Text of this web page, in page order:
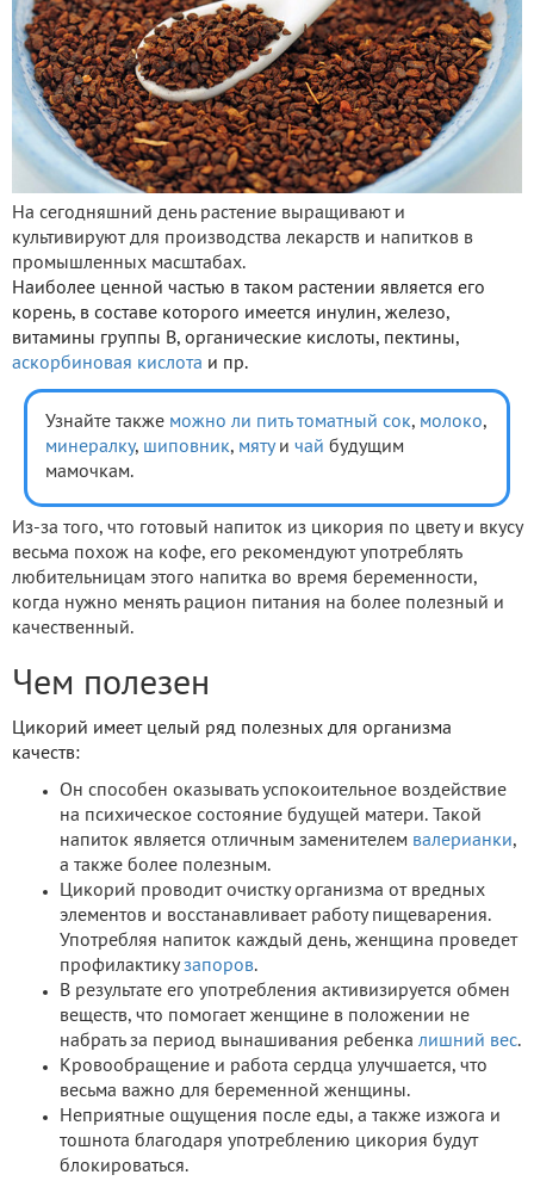
На сегодняшний день растение выращивают и
культивируют для производства лекарств и напитков в
промышленных масштабах.
Наиболее ценной частью в таком растении является его
корень, в составе которого имеется инулин, железо,
витамины группы В, органические кислоты, пектины,
аскорбиновая кислота и пр.
Узнайте также можно ли пить томатный сок, молоко,
минералку, шиповник, мятуи чай будущим
мамочкам.
Из-за того, что готовый напиток из цикория по цвету и вкусу
весьма похож на кофе, его рекомендуют употреблять
любительницам этого напитка во время беременности,
когда нужно менять рацион питания на более полезный и
качественный.
Чем полезен
Цикорий имеет целый ряд полезных для организма
качеств:
Он способен оказывать успокоительное воздействие
на психическое состояние будущей матери. Такой
напиток является отличным заменителем валерианки,
а также более полезным.
Цикорий проводит очистку организма от вредных
элементов и восстанавливает работу пищеварения.
Употребляя напиток каждый день, женщина проведет
профилактикузапоров.
В результате его употребления активизируется обмен
веществ, что помогает женщине в положении не
набрать за период вынашивания ребенка лишний вес.
Кровообращение и работа сердца улучшается, что
весьма важно для беременной женщины.
Неприятные ощущения после еды, а также изжога и
тошнота благодаря употреблению цикория будут
блокироваться.